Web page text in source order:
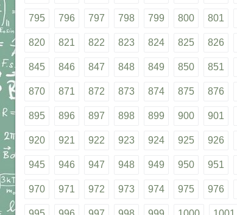
795 796 797 798 799 800 801
820 821 822 823 824 825 826
845 846 847 848 849 850 851
870 871 872 873 874 875 876
895 896 897 898 899 900 901
920 921 922 923 924 925 926
945 946 947 948 949 950 951
970 971 972 973 974 975 976